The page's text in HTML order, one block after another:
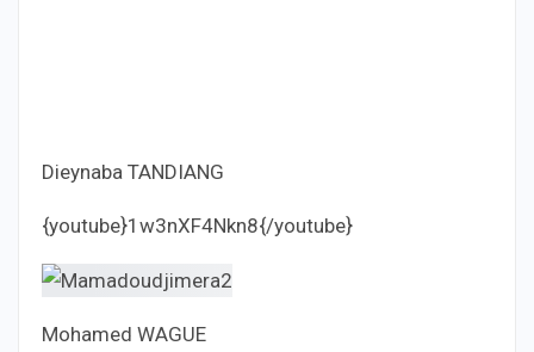
Dieynaba TANDIANG
{youtube}1w3nXF4Nkn8{/youtube}
Mohamed WAGUE